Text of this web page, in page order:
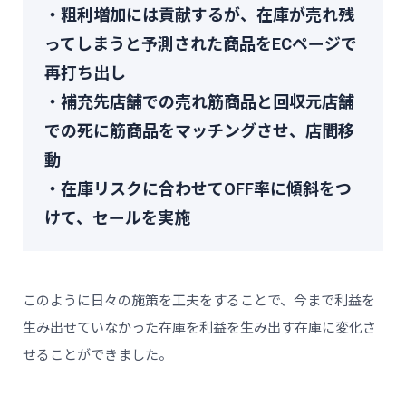
・粗利増加には貢献するが、在庫が売れ残
ってしまうと予測された商品をECページで
再打ち出し
・補充先店舗での売れ筋商品と回収元店舗
での死に筋商品をマッチングさせ、店間移
動
・在庫リスクに合わせてOFF率に傾斜をつ
けて、セールを実施
このように日々の施策を工夫をすることで、今まで利益を
生み出せていなかった在庫を利益を生み出す在庫に変化さ
せることができました。